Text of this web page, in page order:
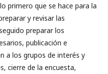
primero que se hace para la
y revisar las
preparar los
publicación e
a los grupos de interés y
cierre de la encuesta,